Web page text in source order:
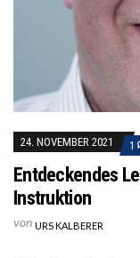
24. NOVEMBER 2021 1
Entdeckendes
Instruktion
von URS KALBERER